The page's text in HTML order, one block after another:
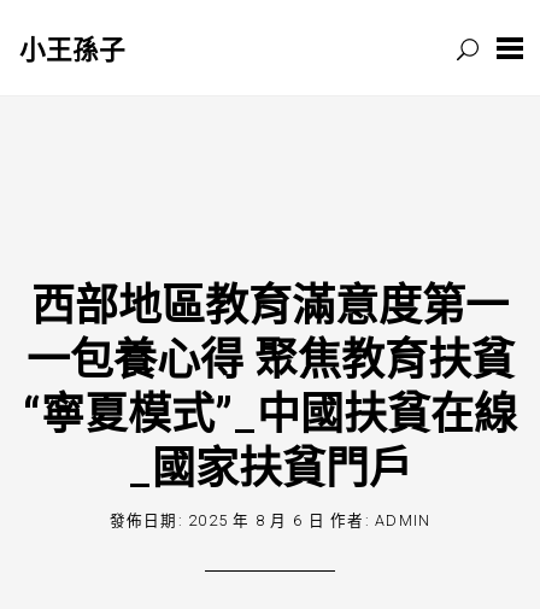
小王孫子
西部地區教育滿意度第一
一包養心得 聚焦教育扶貧
“寧夏模式”_中國扶貧在線
_國家扶貧門戶
發佈日期: 2025 年 8 月 6 日 作者:ADMIN